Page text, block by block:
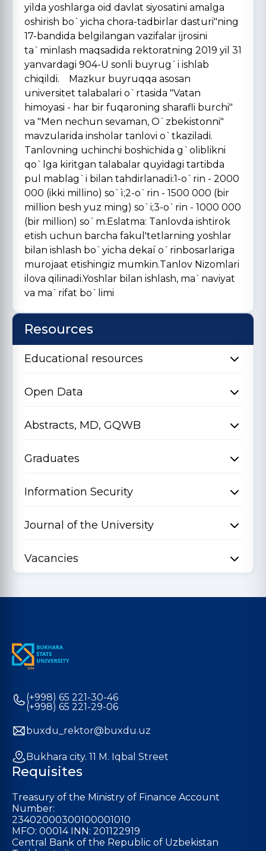
yilda yoshlarga oid davlat siyosatini amalga
oshirish bo`yicha chora-tadbirlar dasturi"ning
17-bandida belgilangan vazifalar ijrosini
ta`minlash maqsadida rektoratning 2019 yil 31
yanvardagi 904-U sonli buyrug`i ishlab
chiqildi. Mazkur buyruqqa asosan
universitet talabalari o`rtasida "Vatan
himoyasi - har bir fuqaroning sharafli burchi"
va "Men nechun sevaman, O`zbekistonni"
mavzularida insholar tanlovi o`tkaziladi.
Tanlovning uchinchi boshichida g`oliblikni
qo`lga kiritgan talabalar quyidagi tartibda
pul mablag`i bilan tahdirlanadi:1-o`rin - 2000
000 (ikki millino) so`ì;2-o`rin - 1500 000 (bir
million besh yuz ming) so`i;3-o`rin - 1000 000
(bir million) so`m.Eslatma: Tanlovda ishtirok
etish uchun barcha fakul'tetlarning yoshlar
bilan ishlash bo`yicha dekaí o`rinbosarlariga
murojaat etishingiz mumkin.Tanlov Nizomlari
ilova qilinadi.Yoshlar bilan ishlash, ma`naviyat
va ma`rifat bo`limi
Resources
Educational resources
Open Data
Abstracts, MD, GQWB
Graduates
Information Security
Journal of the University
Vacancies
(+998) 65 221-30-46
(+998) 65 221-29-06
buxdu_rektor@buxdu.uz
Bukhara city. 11 M. Iqbal Street
Requisites
Treasury of the Ministry of Finance Account
Number:
23402000300100001010
MFO: 00014 INN: 201122919
Central Bank of the Republic of Uzbekistan